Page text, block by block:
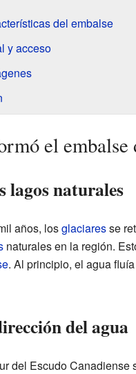
del embalse
y acceso
el embalse
lagos naturales
años, losglaciaresse
naturales en la región.
. Al principio, el agua
del agua
del Escudo Canadiense